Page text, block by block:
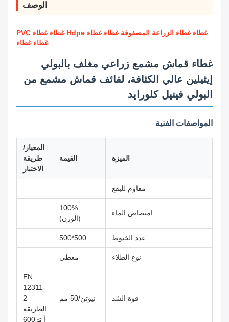
الوصف
غطاء غطاء الزراعة المصفوفة غطاء غطاء Hdpe غطاء غطاء PVC
غطاء غطاء
غطاء قماش مشمع زراعي مغلف بالبولي
إيثيلين عالي الكثافة، لفائف قماش مشمع من
البولي فينيل كلورايد
المواصفات الفنية
الميزة القيمة
المعيار/
طريقة
الاختبار
مقاوم للبقع
امتصاص الماء
100%
(الوزن)
عدد الخيوط 500*500
نوع الطلاء مغطى
قوة الشد نيوتن/50 مم
EN
12311-
2
الطريقة
أ ≥ 600